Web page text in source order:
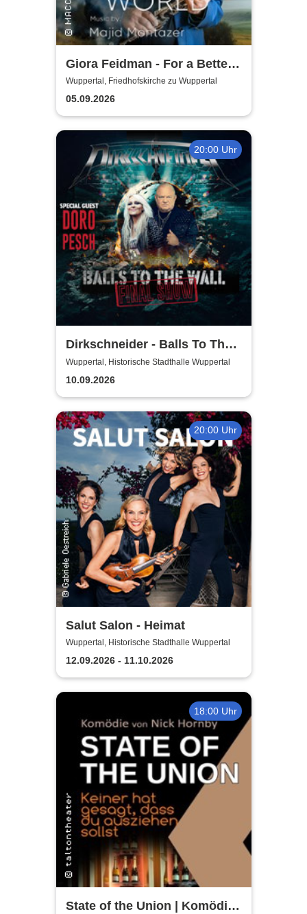
Giora Feidman - For a Better
World
Wuppertal, Friedhofskirche zu Wuppertal
05.09.2026
20:00 Uhr
Dirkschneider - Balls To The
Wall
Wuppertal, Historische Stadthalle Wuppertal
10.09.2026
20:00 Uhr
Salut Salon - Heimat
Wuppertal, Historische Stadthalle Wuppertal
12.09.2026 - 11.10.2026
18:00 Uhr
State of the Union | Komödie